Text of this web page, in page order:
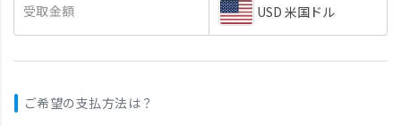
受取金額 USD 米国ドル
ご希望の支払方法は？